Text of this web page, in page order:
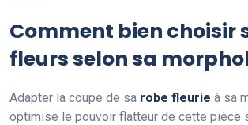
Comment bien choisir
fleurs selon sa
Adapter la coupe de sa robe fleurie à sa
optimise le pouvoir flatteur de cette pièce